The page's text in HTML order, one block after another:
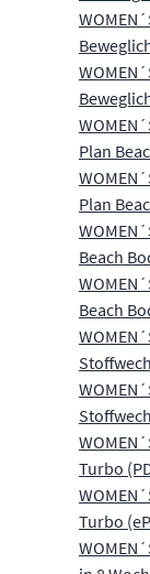
Plan
Plan
Beach
Beach
Turbo
Turbo